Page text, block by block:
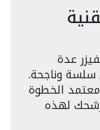
عدة
وناجحة.
الخطوة
لهذه